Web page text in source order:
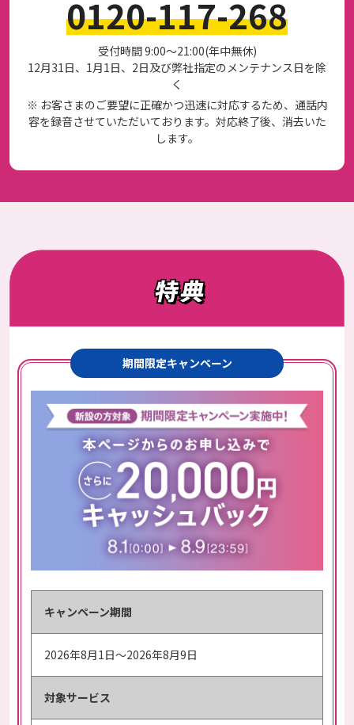
0120-117-268
受付時間 9:00～21:00(年中無休)
12月31日、1月1日、2日及び弊社指定のメンテナンス日を除
く
※ お客さまのご要望に正確かつ迅速に対応するため、通話内
容を録音させていただいております。対応終了後、消去いた
します。
期間限定キャンペーン
キャンペーン期間
2026年8月1日～2026年8月9日
対象サービス